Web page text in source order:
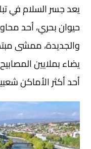
يعد جسر السلام في
حيوان بحري، أحد
والجديدة، ممشى
يضاء بملايين
أحد أكثر الأماكن